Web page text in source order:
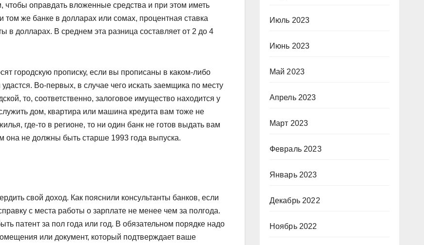
чтобы оправдать вложенные средства и при этом иметь
же банке в долларах или сомах, процентная ставка
долларах. В среднем эта разница составляет от 2 до 4
городскую прописку, если вы прописаны в каком-либо
Во-первых, в случае чего искать заемщика по месту
то, соответственно, залоговое имущество находится у
дом, квартира или машина кредита вам тоже не
где-то в регионе, то ни один банк не готов выдать вам
она не должны быть старше 1993 года выпуска.
свой доход. Как пояснили консультанты банков, если
с места работы о зарплате не менее чем за полгода.
патент за пол года или год. В обязательном порядке надо
или документ, который подтверждает ваше
Июль 2023
Июнь 2023
Май 2023
Апрель 2023
Март 2023
Февраль 2023
Январь 2023
Декабрь 2022
Ноябрь 2022